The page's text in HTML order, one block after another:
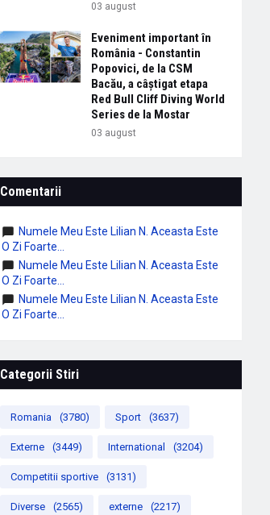
03 august
Eveniment important în
România - Constantin
Popovici, de la CSM
Bacău, a câștigat etapa
Red Bull Cliff Diving World
Series de la Mostar
03 august
Comentarii
Numele Meu Este Lilian N. Aceasta Este
O Zi Foarte...
Numele Meu Este Lilian N. Aceasta Este
O Zi Foarte...
Numele Meu Este Lilian N. Aceasta Este
O Zi Foarte...
Categorii Stiri
Romania (3780) Sport (3637)
Externe (3449) International (3204)
Competitii sportive (3131)
Diverse (2565) externe (2217)